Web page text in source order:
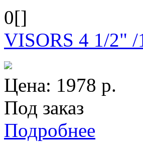
0[]
VISORS 4 1/2"
Цена: 1978 р.
Под заказ
Подробнее